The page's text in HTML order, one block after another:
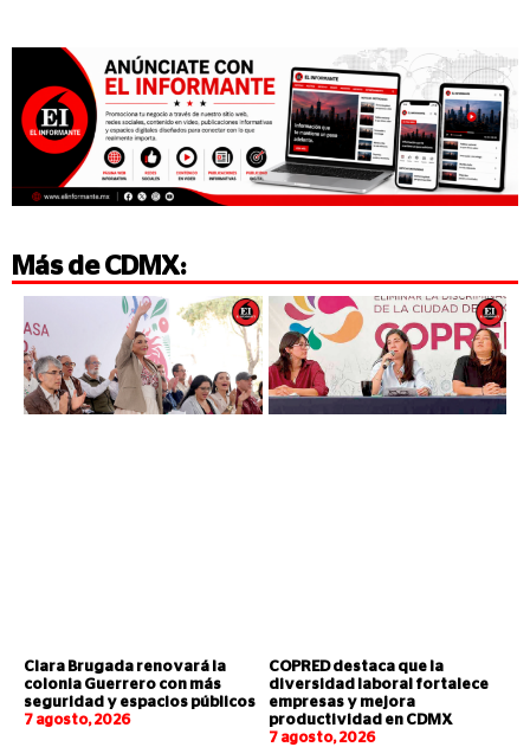
Más deCDMX:
Clara Brugada renovará la
colonia Guerrero con más
seguridad y espacios públicos
7 agosto, 2026
COPRED destaca que la
diversidad laboral fortalece
empresas y mejora
productividad en CDMX
7 agosto, 2026